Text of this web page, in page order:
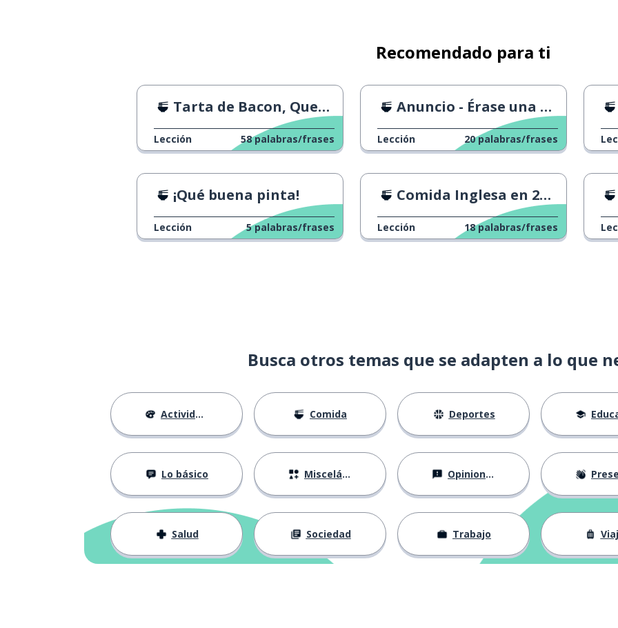
customer service
Recomendado para ti
Tarta de Bacon, Queso y Patata
Lección 58 palabras/frases
Anuncio - Érase una vez un pudín
Lección 20 palabras/frases
¡Qué buena pinta!
Lección 5 palabras/frases
Comida Inglesa en 24 Horas
Lección 18 palabras/frases
Busca otros temas que se adapten a lo que
Actividades Comida Deportes
Lo básico Misceláneo Opiniones
Salud Sociedad Trabajo